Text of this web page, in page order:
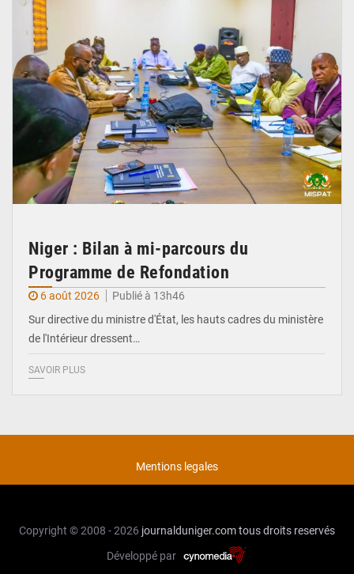
Niger : Bilan à mi-parcours du
Programme de Refondation
6 août 2026
Publié à 13h46
Sur directive du ministre d'État, les hauts cadres du ministère
de l'Intérieur dressent…
SAVOIR PLUS
Mentions legales
Copyright © 2008 - 2026 journalduniger.comtous droits reservés
Développé par